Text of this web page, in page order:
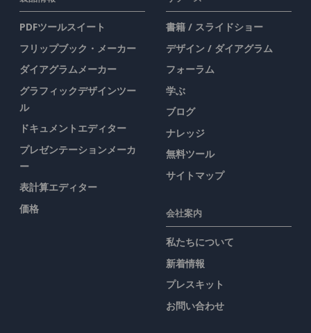
PDFツールスイート
フリップブック・メーカー
ダイアグラムメーカー
グラフィックデザインツー
ル
ドキュメントエディター
プレゼンテーションメーカ
ー
表計算エディター
価格
書籍 / スライドショー
デザイン / ダイアグラム
フォーラム
学ぶ
ブログ
ナレッジ
無料ツール
サイトマップ
会社案内
私たちについて
新着情報
プレスキット
お問い合わせ